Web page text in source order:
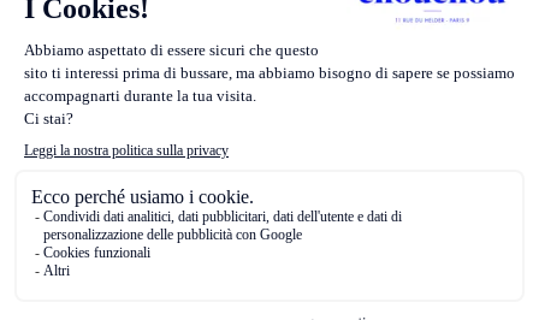
Sciabola387526 Apollo